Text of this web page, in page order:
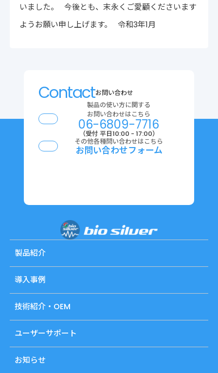
いました。 今後とも、末永くご愛顧くださいます
ようお願い申し上げます。 令和3年1月
Contactお問い合わせ
製品の使い方に関する
お問い合わせはこちら
06-6809-7716
（受付 平日10:00 - 17:00）
その他各種問い合わせはこちら
お問い合わせフォーム
製品紹介
導入事例
技術紹介・OEM
ユーザーサポート
お知らせ